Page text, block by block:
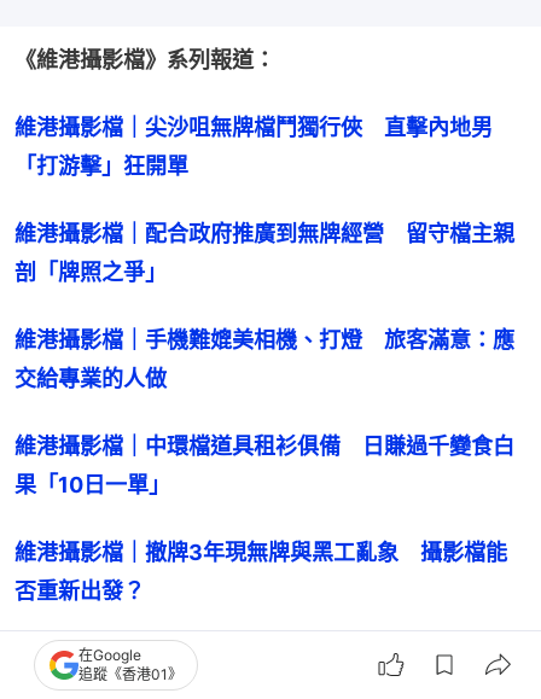
《維港攝影檔》系列報道：
維港攝影檔｜尖沙咀無牌檔鬥獨行俠　直擊內地男
「打游擊」狂開單
維港攝影檔｜配合政府推廣到無牌經營　留守檔主親
剖「牌照之爭」
維港攝影檔｜手機難媲美相機、打燈　旅客滿意：應
交給專業的人做
維港攝影檔｜中環檔道具租衫俱備　日賺過千變食白
果「10日一單」
維港攝影檔｜撤牌3年現無牌與黑工亂象　攝影檔能
否重新出發？
尖沙嘴海傍攝影檔 一條白界 兩種規管
在Google
追蹤《香港01》